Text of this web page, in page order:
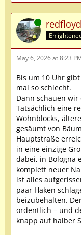
Online redfloyd
May 6, 2026 at 8:23
Bis um 10 Uhr
mal so schlecht.
Dann schauen
Tatsächlich eine
Wohnblocks,
gesäumt von
Hauptstraße
in eine einzige
dabei, in Bologna
komplett neuer
ist alles
paar Haken
beizubehalten.
ordentlich – und
knapp auf halber